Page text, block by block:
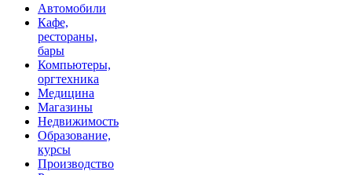
Автомобили
Кафе,
рестораны,
бары
Компьютеры,
оргтехника
Медицина
Магазины
Недвижимость
Образование,
курсы
Производство